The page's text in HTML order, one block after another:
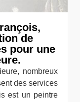
de
pour une
nombreux
des services
est un peintre